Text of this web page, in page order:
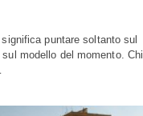
puntare soltanto sul
modello del momento. Chi